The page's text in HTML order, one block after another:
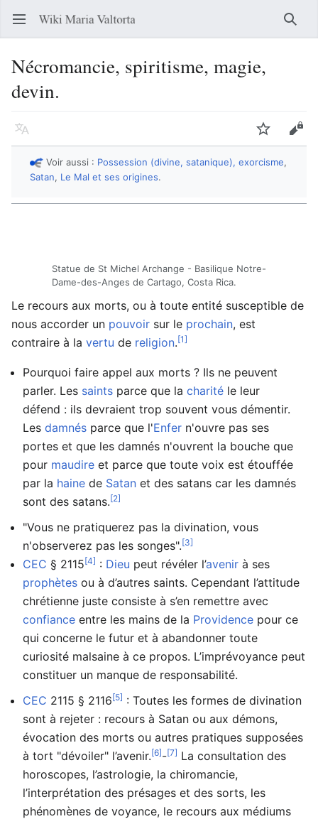
Ouvrir le menu principal
Nécromancie, spiritisme, magie,
devin.
Langue Suivre
Voir aussi : Possession (divine, satanique), exorcisme,
Satan, Le Mal et ses origines.
Statue de St Michel Archange - Basilique Notre-
Dame-des-Anges de Cartago, Costa Rica.
Le recours aux morts, ou à toute entité susceptible de
nous accorder un pouvoir sur le prochain, est
contraire à la vertu de religion.[1]
Pourquoi faire appel aux morts ? Ils ne peuvent
parler. Les saints parce que la charité le leur
défend : ils devraient trop souvent vous démentir.
Les damnés parce que l'Enfer n'ouvre pas ses
portes et que les damnés n'ouvrent la bouche que
pour maudire et parce que toute voix est étouffée
par la haine de Satan et des satans car les damnés
sont des satans.[2]
"Vous ne pratiquerez pas la divination, vous
n'observerez pas les songes".[3]
CEC § 2115[4] : Dieu peut révéler l’avenir à ses
prophètes ou à d’autres saints. Cependant l’attitude
chrétienne juste consiste à s’en remettre avec
confiance entre les mains de la Providence pour ce
qui concerne le futur et à abandonner toute
curiosité malsaine à ce propos. L’imprévoyance peut
constituer un manque de responsabilité.
CEC 2115 § 2116[5] : Toutes les formes de divination
sont à rejeter : recours à Satan ou aux démons,
évocation des morts ou autres pratiques supposées
à tort "dévoiler" l’avenir.[6]-[7] La consultation des
horoscopes, l’astrologie, la chiromancie,
l’interprétation des présages et des sorts, les
phénomènes de voyance, le recours aux médiums